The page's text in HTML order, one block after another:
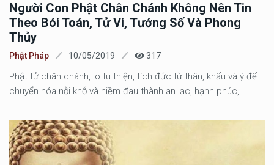
Người Con Phật Chân Chánh Không Nên Tin
Theo Bói Toán, Tử Vi, Tướng Số Và Phong
Thủy
Phật Pháp 10/05/2019 317
Phật tử chân chánh, lo tu thiện, tích đức từ thân, khẩu và ý để
chuyển hóa nỗi khỗ và niềm đau thành an lạc, hạnh phúc,...